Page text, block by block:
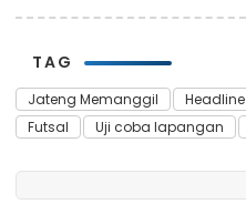
TAG
Jateng Memanggil Headline
Futsal
Uji coba lapangan